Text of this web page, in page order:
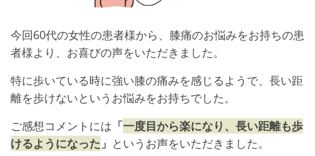
今回60代の女性の患者様から、膝痛のお悩みをお持ちの患
者様より、お喜びの声をいただきました。
特に歩いている時に強い膝の痛みを感じるようで、長い距
離を歩けないというお悩みをお持ちでした。
ご感想コメントには 「一度目から楽になり、長い距離も歩
けるようになった 」 というお声をいただきました。